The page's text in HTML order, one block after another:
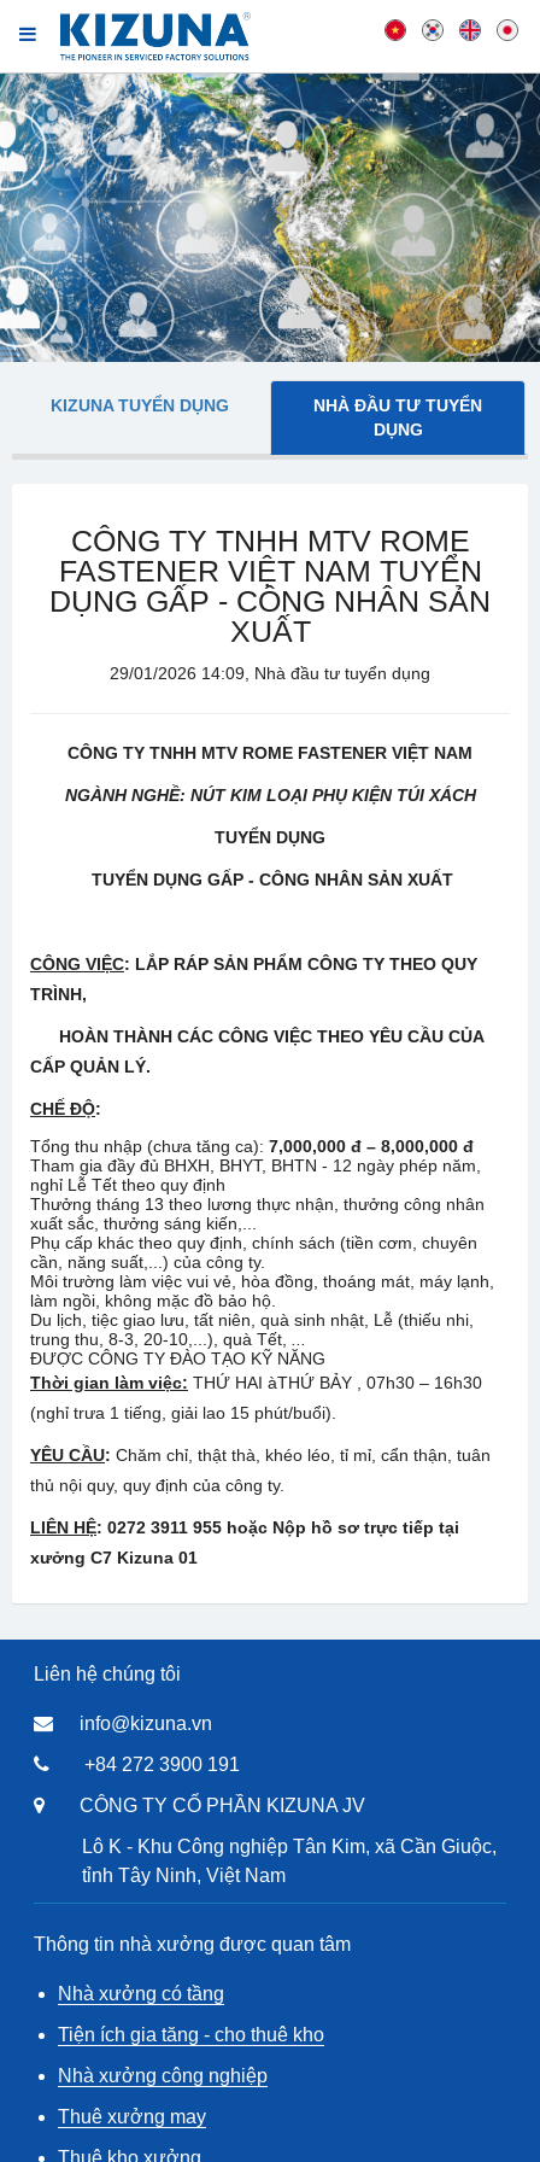
KIZUNA TUYỂN DỤNG
NHÀ ĐẦU TƯ TUYỂN
DỤNG
CÔNG TY TNHH MTV ROME
FASTENER VIỆT NAM TUYỂN
DỤNG GẤP - CÔNG NHÂN SẢN
XUẤT
29/01/2026 14:09, Nhà đầu tư tuyển dụng
CÔNG TY TNHH MTV ROME FASTENER VIỆT NAM
NGÀNH NGHỀ: NÚT KIM LOẠI PHỤ KIỆN TÚI XÁCH
TUYỂN DỤNG
TUYỂN DỤNG GẤP - CÔNG NHÂN SẢN XUẤT
CÔNG VIỆC: LẮP RÁP SẢN PHẨM CÔNG TY THEO QUY
TRÌNH,
HOÀN THÀNH CÁC CÔNG VIỆC THEO YÊU CẦU CỦA
CẤP QUẢN LÝ.
CHẾ ĐỘ:
Tổng thu nhập (chưa tăng ca): 7,000,000 đ – 8,000,000 đ
Tham gia đầy đủ BHXH, BHYT, BHTN - 12 ngày phép năm,
nghỉ Lễ Tết theo quy định
Thưởng tháng 13 theo lương thực nhận, thưởng công nhân
xuất sắc, thưởng sáng kiến,...
Phụ cấp khác theo quy định, chính sách (tiền cơm, chuyên
cần, năng suất,...) của công ty.
Môi trường làm việc vui vẻ, hòa đồng, thoáng mát, máy lạnh,
làm ngồi, không mặc đồ bảo hộ.
Du lịch, tiệc giao lưu, tất niên, quà sinh nhật, Lễ (thiếu nhi,
trung thu, 8-3, 20-10,...), quà Tết,
ĐƯỢC CÔNG TY ĐÀO TẠO KỸ NĂNG
Thời gian làm việc: THỨ HAI àTHỨ BẢY , 07h30 – 16h30
(nghỉ trưa 1 tiếng, giải lao 15 phút/buổi).
YÊU CẦU: Chăm chỉ, thật thà, khéo léo, tỉ mỉ, cẩn thận, tuân
thủ nội quy, quy định của công ty.
LIÊN HỆ: 0272 3911 955 hoặc Nộp hồ sơ trực tiếp tại
xưởng C7 Kizuna 01
Liên hệ chúng tôi
info@kizuna.vn
+84 272 3900 191
CÔNG TY CỔ PHẦN KIZUNA JV
Lô K - Khu Công nghiệp Tân Kim, xã Cần Giuộc,
tỉnh Tây Ninh, Việt Nam
Thông tin nhà xưởng được quan tâm
Nhà xưởng có tầng
Tiện ích gia tăng - cho thuê kho
Nhà xưởng công nghiệp
Thuê xưởng may
Thuê kho xưởng